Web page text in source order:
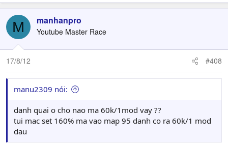
M manhanpro
Youtube Master Race
17/8/12 #408
manu2309 nói:
danh quai o cho nao ma 60k/1mod vay ??
tui mac set 160% ma vao map 95 danh co ra 60k/1 mod
dau